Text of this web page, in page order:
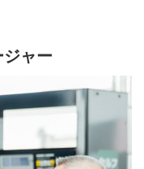
新人研修
ャー